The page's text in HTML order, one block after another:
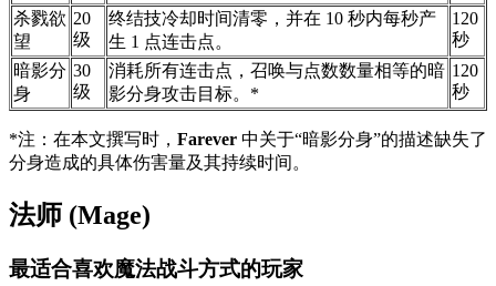
杀戮欲
望
20
级
终结技冷却时间清零，并在 10 秒内每秒产
生 1 点连击点。
120
秒
暗影分
身
30
级
消耗所有连击点，召唤与点数数量相等的暗
影分身攻击目标。*
120
秒
*注：在本文撰写时， Farever 中关于“暗影分身”的描述缺失了
分身造成的具体伤害量及其持续时间。
法师 (Mage)
最适合喜欢魔法战斗方式的玩家